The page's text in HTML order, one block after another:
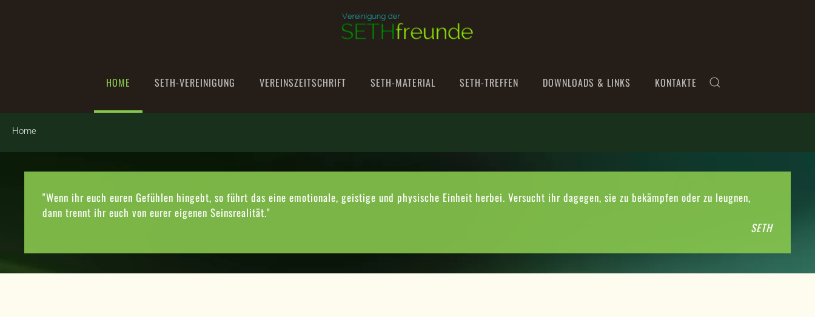
HOME SETH-VEREINIGUNG VEREINSZEITSCHRIFT SETH-MATERIAL SETH-TREFFEN DOWNLOADS & LINKS KONTAKTE
Home
"Wenn ihr euch euren Gefühlen hingebt, so führt das eine emotionale, geistige und physische Einheit herbei. Versucht ihr dagegen, sie zu bekämpfen oder zu leugnen,
dann trennt ihr euch von eurer eigenen Seinsrealität."
SETH